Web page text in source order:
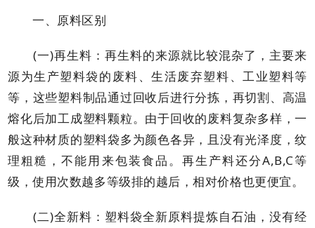
一、原料区别
(一)再生料：再生料的来源就比较混杂了，主要来
源为生产塑料袋的废料、生活废弃塑料、工业塑料等
等，这些塑料制品通过回收后进行分拣，再切割、高温
熔化后加工成塑料颗粒。由于回收的废料复杂多样，一
般这种材质的塑料袋多为颜色各异，且没有光泽度，纹
理粗糙，不能用来包装食品。再生产料还分A,B,C等
级，使用次数越多等级排的越后，相对价格也更便宜。
(二)全新料：塑料袋全新原料提炼自石油，没有经